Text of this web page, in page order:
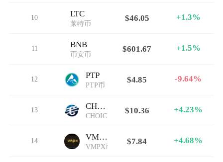
10 LTC
莱特币
$46.05 +1.3%
11 BNB
币安币
$601.67 +1.5%
12 PTP
PTP币
$4.85 -9.64%
13 CHOICE
CHOICE币
$10.36 +4.23%
14 VMPX
VMPX币
$7.84 +4.68%